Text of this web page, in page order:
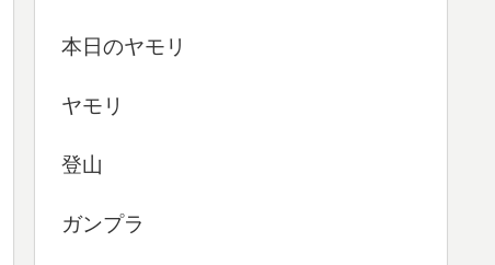
本日のヤモリ
ヤモリ
登山
ガンプラ